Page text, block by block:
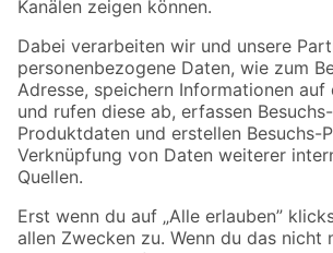
Folge uns
Zahlungsarten
Sicher einkaufen